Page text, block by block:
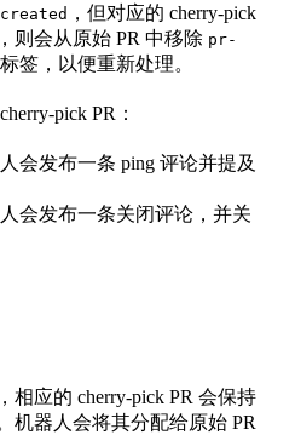
，但对应的 cherry-pick
则会从原始 PR 中移除 pr-
标签，以便重新处理。
pick PR：
会发布一条 ping 评论并提及
会发布一条关闭评论，并关
相应的 cherry-pick PR 会保持
机器人会将其分配给原始 PR